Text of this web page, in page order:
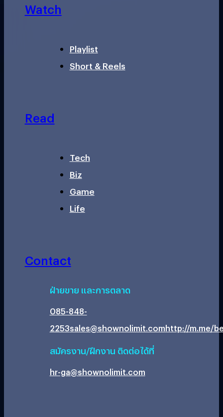
Watch
Playlist
Short & Reels
Read
Tech
Biz
Game
Life
Contact
ฝ่ายขาย และการตลาด
085-848-
2253sales@shownolimit.comhttp://m.me/
สมัครงาน/ฝึกงาน ติดต่อได้ที่
hr-ga@shownolimit.com